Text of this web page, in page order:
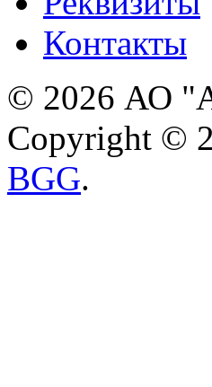
Контакты
© 2026 АО
Copyright ©
BGG.